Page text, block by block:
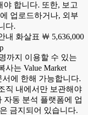
합니다. 또한, 보고
업로드하거나, 외부
다.
￦ 5,636,000
까지 이용할 수 있는
는 Value Market
서에 한해 가능합니다.
직 내에서만 보관해야
자동 분석 플랫폼에 업
금지되어 있습니다.